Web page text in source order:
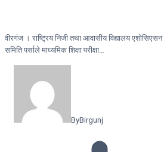
वीरगंज । राष्ट्रिय निजी तथा आवासीय विद्यालय
समिति पर्साले माध्यमिक शिक्षा परीक्षा…
ByBirgunj